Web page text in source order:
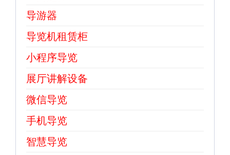
导游器
导览机租赁柜
小程序导览
展厅讲解设备
微信导览
手机导览
智慧导览